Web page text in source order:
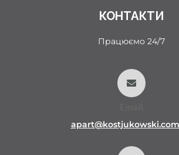
КОНТАКТИ
Працюємо 24/7